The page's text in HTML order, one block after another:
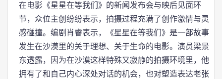
在电影《星星在等我们》的新闻发布会与映后见面环
节，众位主创纷纷表示，拍摄过程充满了创作激情与灵
感碰撞。编剧肖睿表示，《星星在等我们》是一部故事
发生在沙漠里的关于理想、关于生命的电影。演员梁景
东透露，因为在沙漠这样特殊又寂静的拍摄环境里，他
拥有了和自己内心深处对话的机会，也对塑造表达老张